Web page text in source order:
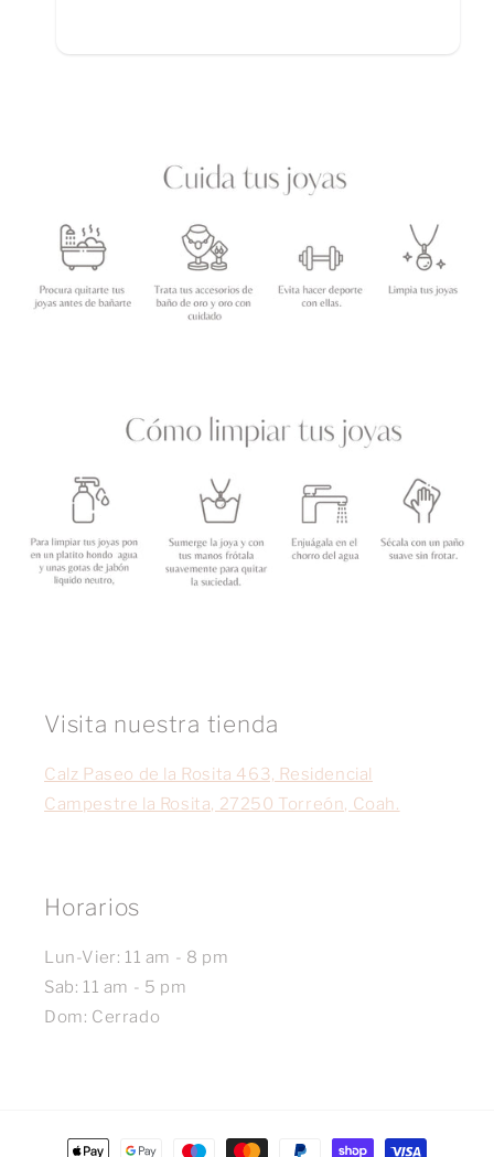
Visita nuestra tienda
Calz Paseo de la Rosita 463, Residencial
Campestre la Rosita, 27250 Torreón, Coah.
Horarios
Lun-Vier: 11 am - 8 pm
Sab: 11 am - 5 pm
Dom: Cerrado
Formas